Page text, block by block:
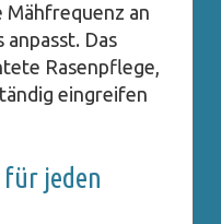
Mähfrequenz an
anpasst. Das
Rasenpflege,
eingreifen
jeden